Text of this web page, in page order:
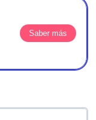
Saber más